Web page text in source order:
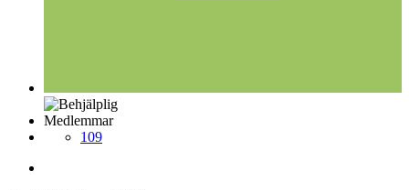
Medlemmar
109